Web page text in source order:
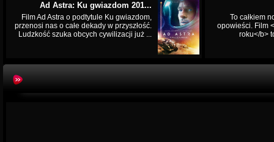
Ad Astra: Ku gwiazdom 201...
Film Ad Astra o podtytule Ku gwiazdom,
przenosi nas o całe dekady w przyszłość.
Ludzkość szuka obcych cywilizacji już ...
To całkiem
opowieści. Film
roku</b>